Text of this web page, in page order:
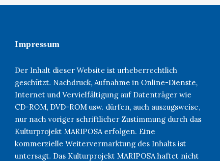
Impressum
Der Inhalt dieser Website ist urheberrechtlich
geschützt. Nachdruck, Aufnahme in Online-Dienste,
Internet und Vervielfältigung auf Datenträger wie
CD-ROM, DVD-ROM usw. dürfen, auch auszugsweise,
nur nach voriger schriftlicher Zustimmung durch das
Kulturprojekt MARIPOSA erfolgen. Eine
kommerzielle Weitervermarktung des Inhalts ist
untersagt. Das Kulturprojekt MARIPOSA haftet nicht